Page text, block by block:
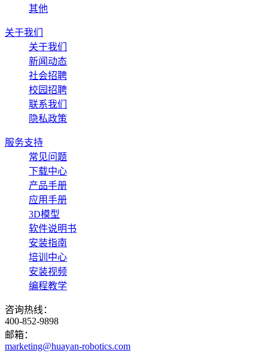
其他
关于我们
关于我们
新闻动态
社会招聘
校园招聘
联系我们
隐私政策
服务支持
常见问题
下载中心
产品手册
应用手册
3D模型
软件说明书
安装指南
培训中心
安装视频
编程教学
咨询热线：
400-852-9898
邮箱：
marketing@huayan-robotics.com